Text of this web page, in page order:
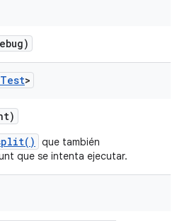
Test>
que también
que se intenta ejecutar.